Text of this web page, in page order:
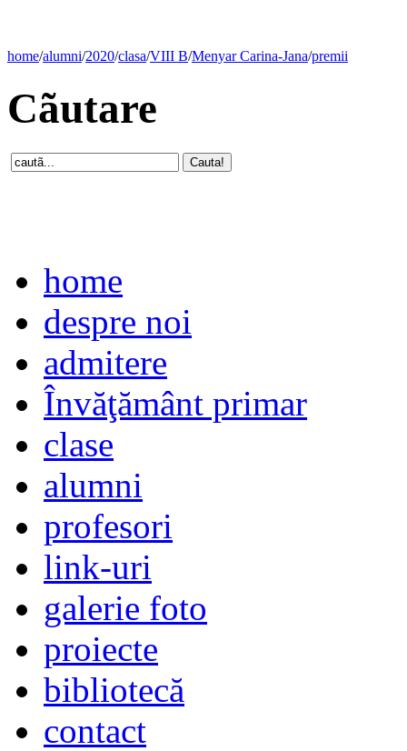
home/alumni/2020/clasa/VIII B/Menyar Carina-Jana/premii
Cãutare
home
despre noi
admitere
Învăţământ primar
clase
alumni
profesori
link-uri
galerie foto
proiecte
bibliotecă
contact